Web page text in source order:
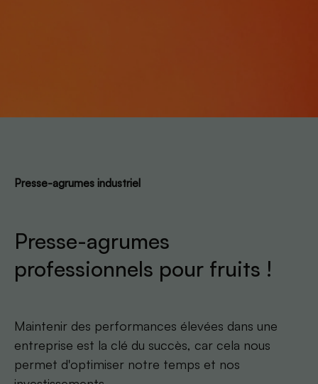
Presse-agrumes industriel
Presse-agrumes
professionnels pour fruits !
Maintenir des performances élevées dans une
entreprise est la clé du succès, car cela nous
permet d'optimiser notre temps et nos